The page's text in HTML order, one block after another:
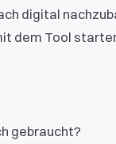
digital
dem Tool
gebraucht?